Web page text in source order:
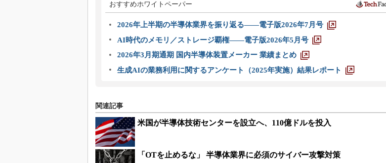
おすすめホワイトペーパー
2026年上半期の半導体業界を振り返る――電子版2026年7月号
AI時代のメモリ／ストレージ覇権――電子版2026年5月号
2026年3月期通期 国内半導体装置メーカー 業績まとめ
生成AIの業務利用に関するアンケート（2025年実施）結果レポート
関連記事
米国が半導体技術センターを設立へ、110億ドルを投入
「OTを止めるな」 半導体業界に必須のサイバー攻撃対策